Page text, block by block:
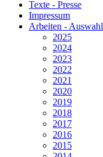
Texte - Presse
Impressum
Arbeiten - Auswahl
2025
2024
2023
2022
2021
2020
2019
2018
2017
2016
2015